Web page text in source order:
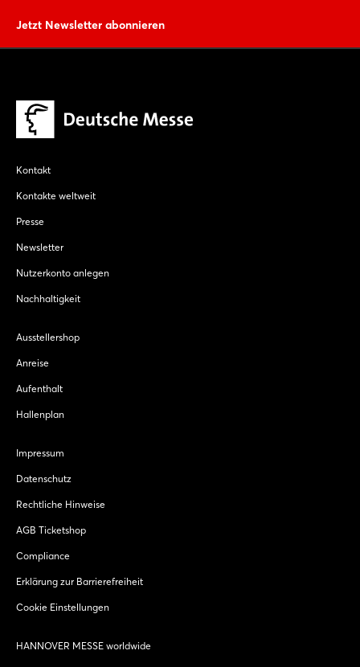
Jetzt Newsletter abonnieren
Kontakt
Kontakte weltweit
Presse
Newsletter
Nutzerkonto anlegen
Nachhaltigkeit
Ausstellershop
Anreise
Aufenthalt
Hallenplan
Impressum
Datenschutz
Rechtliche Hinweise
AGB Ticketshop
Compliance
Erklärung zur Barrierefreiheit
Cookie Einstellungen
HANNOVER MESSE worldwide